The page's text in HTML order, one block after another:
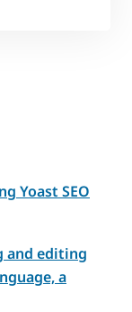
Yoast SEO
and editing
a